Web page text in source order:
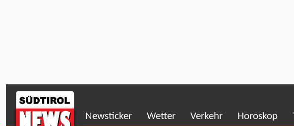
Newsticker Wetter Verkehr Horoskop